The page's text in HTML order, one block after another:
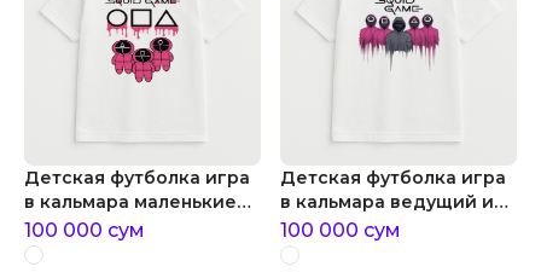
Детская футболка игра
в кальмара маленькие
охранники игра в
кальмара
100 000 сум
Детская футболка игра
в кальмара ведущий и
охранники
100 000 сум